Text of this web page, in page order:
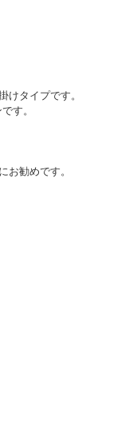
けタイプです。
す。
お勧めです。